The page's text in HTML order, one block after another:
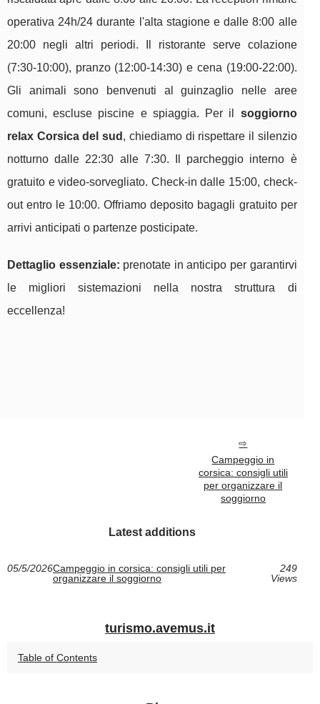
operativa 24h/24 durante l'alta stagione e dalle 8:00 alle
20:00 negli altri periodi. Il ristorante serve colazione
(7:30-10:00), pranzo (12:00-14:30) e cena (19:00-22:00).
Gli animali sono benvenuti al guinzaglio nelle aree
comuni, escluse piscine e spiaggia. Per il soggiorno
relax Corsica del sud , chiediamo di rispettare il silenzio
notturno dalle 22:30 alle 7:30. Il parcheggio interno è
gratuito e video-sorvegliato. Check-in dalle 15:00, check-
out entro le 10:00. Offriamo deposito bagagli gratuito per
arrivi anticipati o partenze posticipate.
Dettaglio essenziale: prenotate in anticipo per garantirvi
le migliori sistemazioni nella nostra struttura di
eccellenza!
Campeggio in
corsica: consigli utili
per organizzare il
soggiorno
Latest additions
05/5/2026Campeggio in corsica: consigli utili per
organizzare il soggiorno
249
Views
turismo.avemus.it
Table of Contents